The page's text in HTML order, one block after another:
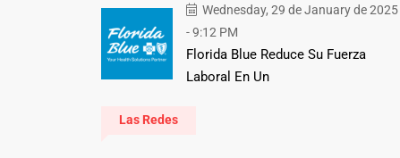
Wednesday, 29 de January de 2025
- 9:12 PM
Florida Blue Reduce Su Fuerza
Laboral En Un
Las Redes